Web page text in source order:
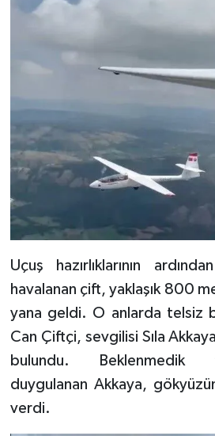
Uçuş hazırlıklarının
havalanan çift, yaklaşık 800
yana geldi. O anlarda telsiz
Can Çiftçi, sevgilisi Sıla
bulundu. Beklenmedik
duygulanan Akkaya,
verdi.